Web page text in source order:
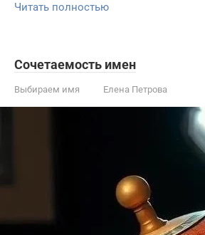
Читать полностью
Сочетаемость имен
Выбираем имя Елена Петрова